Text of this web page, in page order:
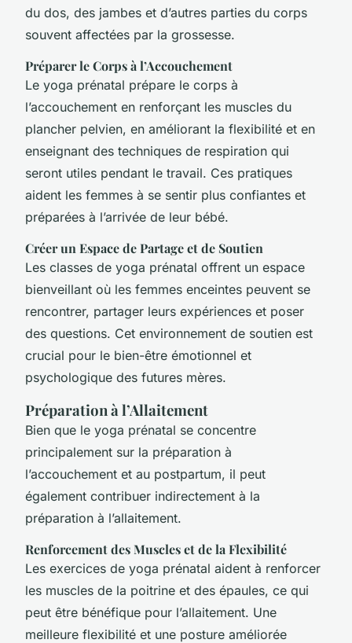
du dos, des jambes et d’autres parties du corps
souvent affectées par la grossesse.
Préparer le Corps à l’Accouchement
Le yoga prénatal prépare le corps à
l’accouchement en renforçant les muscles du
plancher pelvien, en améliorant la flexibilité et en
enseignant des techniques de respiration qui
seront utiles pendant le travail. Ces pratiques
aident les femmes à se sentir plus confiantes et
préparées à l’arrivée de leur bébé.
Créer un Espace de Partage et de Soutien
Les classes de yoga prénatal offrent un espace
bienveillant où les femmes enceintes peuvent se
rencontrer, partager leurs expériences et poser
des questions. Cet environnement de soutien est
crucial pour le bien-être émotionnel et
psychologique des futures mères.
Préparation à l’Allaitement
Bien que le yoga prénatal se concentre
principalement sur la préparation à
l’accouchement et au postpartum, il peut
également contribuer indirectement à la
préparation à l’allaitement.
Renforcement des Muscles et de la Flexibilité
Les exercices de yoga prénatal aident à renforcer
les muscles de la poitrine et des épaules, ce qui
peut être bénéfique pour l’allaitement. Une
meilleure flexibilité et une posture améliorée